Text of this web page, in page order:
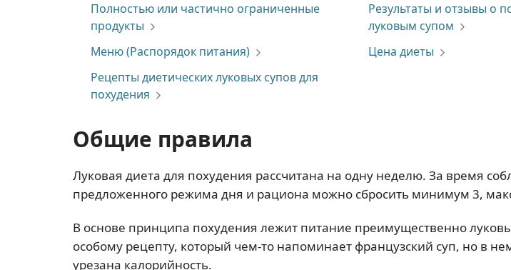
Полностью или частично ограниченные
продукты
Меню (Распорядок питания)
Рецепты диетических луковых супов для
похудения
Результаты и отзывы о
луковым супом
Цена диеты
Общие правила
Луковая диета для похудения рассчитана на одну неделю. За время
предложенного режима дня и рациона можно сбросить минимум 3,
В основе принципа похудения лежит питание преимущественно
особому рецепту, который чем-то напоминает французский суп, но в
урезана калорийность.